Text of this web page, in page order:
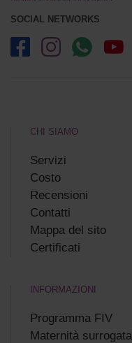
SOCIAL NETWORKS
CHI SIAMO
Servizi
Costo
Recensioni
Сontatti
Mappa del sito
Certificati
INFORMAZIONI
Programma FIV
Maternità surrogata